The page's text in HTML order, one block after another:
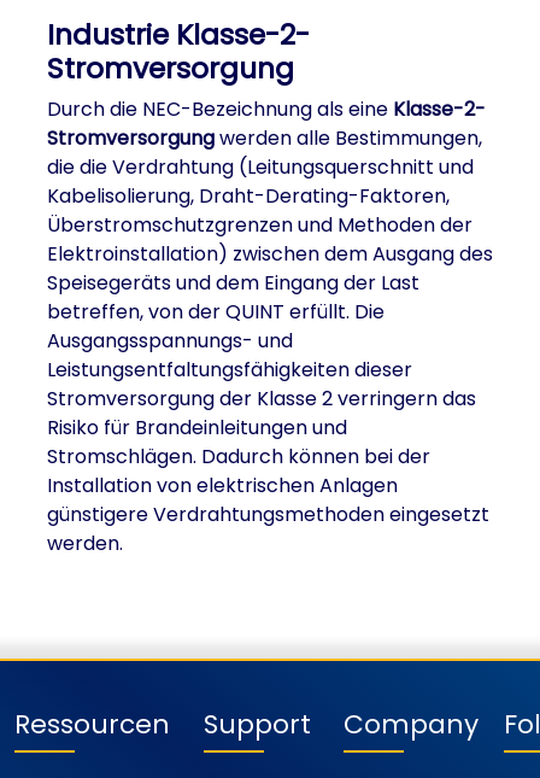
Industrie Klasse-2-
Stromversorgung
Durch die NEC-Bezeichnung als eine Klasse-2-
Stromversorgungwerden alle Bestimmungen,
die die Verdrahtung (Leitungsquerschnitt und
Kabelisolierung, Draht-Derating-Faktoren,
Überstromschutzgrenzen und Methoden der
Elektroinstallation) zwischen dem Ausgang des
Speisegeräts und dem Eingang der Last
betreffen, von der QUINT erfüllt. Die
Ausgangsspannungs- und
Leistungsentfaltungsfähigkeiten dieser
Stromversorgung der Klasse 2 verringern das
Risiko für Brandeinleitungen und
Stromschlägen. Dadurch können bei der
Installation von elektrischen Anlagen
günstigere Verdrahtungsmethoden eingesetzt
werden.
Ressourcen Support Company